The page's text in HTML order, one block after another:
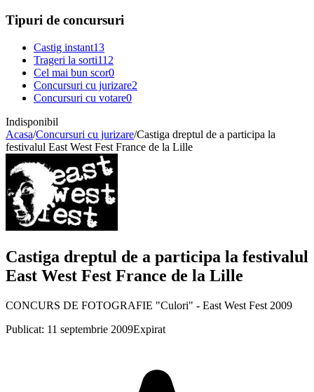
Tipuri de concursuri
Castig instant13
Trageri la sorti112
Cel mai bun scor0
Concursuri cu jurizare2
Concursuri cu votare0
Indisponibil
Acasa/Concursuri cu jurizare/Castiga dreptul de a participa la
festivalul East West Fest France de la Lille
Castiga dreptul de a participa la festivalul
East West Fest France de la Lille
CONCURS DE FOTOGRAFIE "Culori" - East West Fest 2009
Publicat: 11 septembrie 2009Expirat